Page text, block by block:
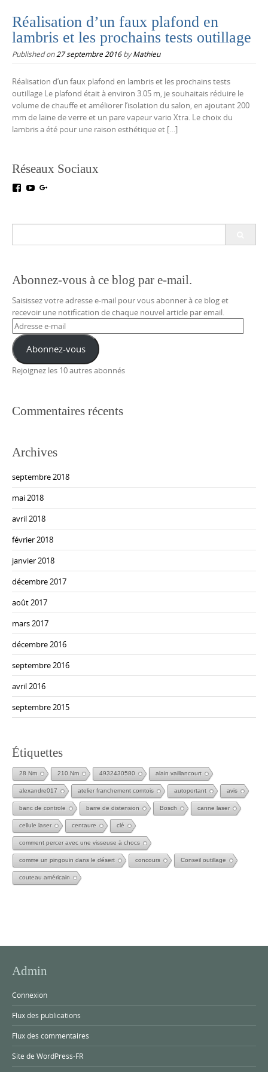
Réalisation d’un faux plafond en
lambris et les prochains tests outillage
Published on27 septembre 2016byMathieu
Réalisation d’un faux plafond en lambris et les prochains tests
outillage Le plafond était à environ 3.05 m, je souhaitais réduire le
volume de chauffe et améliorer l’isolation du salon, en ajoutant 200
mm de laine de verre et un pare vapeur vario Xtra. Le choix du
lambris a été pour une raison esthétique et […]
Réseaux Sociaux
Voir
testoutillage
Facebook
Voir
UC5crr0I4Ey688Hu1IMBwWRA
YouTube
+Test-
sur
Abonnez-vous à ce blog par e-mail.
Saisissez votre adresse e-mail pour vous abonner à ce blog et
recevoir une notification de chaque nouvel article par email.
Adresse
e-
mail Abonnez-vous
Rejoignez les 10 autres abonnés
Commentaires récents
Archives
septembre 2018
mai 2018
avril 2018
février 2018
janvier 2018
décembre 2017
août 2017
mars 2017
décembre 2016
septembre 2016
avril 2016
septembre 2015
Étiquettes
28 Nm 210 Nm 4932430580 alain vaillancourt
alexandre017 atelier franchement comtois autoportant avis
banc de controle barre de distension Bosch canne laser
cellule laser centaure clé
comment percer avec une visseuse à chocs
comme un pingouin dans le désert concours Conseil outillage
couteau américain
Admin
Connexion
Flux des publications
Flux des commentaires
Site de WordPress-FR